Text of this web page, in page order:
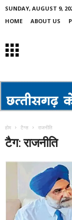
SUNDAY, AUGUST 9,
HOME
ABOUT US
होम टैग्स राजनीति
टैग: राजनीति